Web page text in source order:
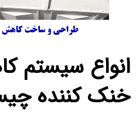
انواع سیستم
خنک کننده